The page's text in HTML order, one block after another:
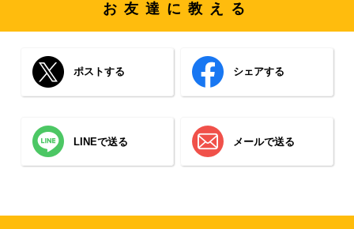
お友達に教える
ポストする シェアする
LINEで送る メールで送る